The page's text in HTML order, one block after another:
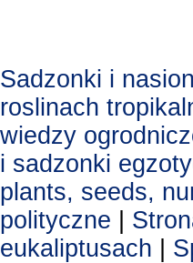
Sadzonki i
roslinach
wiedzy
i sadzonki
plants, seeds,
polityczne
eukaliptusach